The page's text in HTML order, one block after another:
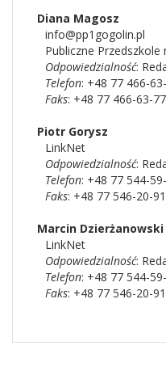
Diana Magosz
info@pp1gogolin.pl
Publiczne Przedszkole
Odpowiedzialność:
Telefon: +48 77 466-
Faks: +48 77 466-63-77
Piotr Gorysz
LinkNet
Odpowiedzialność:
Telefon: +48 77 544-
Faks: +48 77 546-20-91
Marcin Dzierżanowski
LinkNet
Odpowiedzialność:
Telefon: +48 77 544-
Faks: +48 77 546-20-91